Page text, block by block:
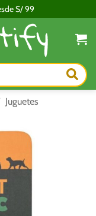
S/ 99
Juguetes